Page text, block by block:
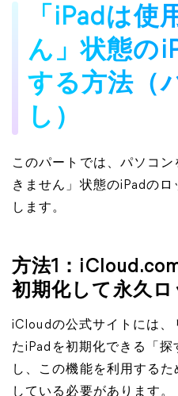
「iPadは使
ん」状態の
する方法（
し）
このパートでは、パソコ
きません」状態のiPadの
します。
方法1：
初期化して永久
iCloudの公式サイトには
たiPadを初期化できる「
し、この機能を利用する
している必要があります。